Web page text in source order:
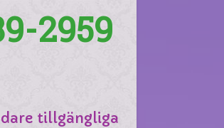
2959
tillgängliga